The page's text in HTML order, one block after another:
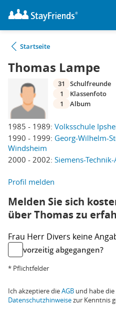
Startseite
Thomas Lampe
1985 - 1989: Volksschule
1990 - 1999: Georg-Wilhelm-
Windsheim
2000 - 2002: Siemens-
31
Schulfreunde
1
Klassenfoto
1
Album
Profil melden
Melden Sie sich
über Thomas zu
Frau Herr Divers keine
vorzeitig abgegangen?
* Pflichtfelder
Ich akzeptiere dieAGB und habe die
Datenschutzhinweisezur Kenntnis